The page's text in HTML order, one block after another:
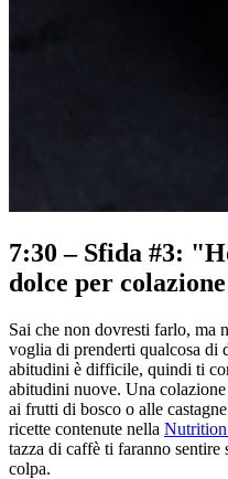
7:30 – Sfida #3:
dolce per
Sai che non dovresti farlo, ma
voglia di prenderti qualcosa di
abitudini è difficile, quindi ti
abitudini nuove. Una colazione
ai frutti di bosco o alle
ricette contenute nella Nutrition
tazza di caffè ti faranno
colpa.